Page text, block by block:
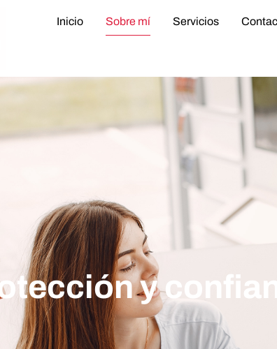
Inicio Sobre mí Servicios
y